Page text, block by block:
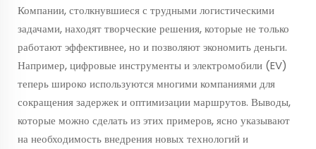
Компании, столкнувшиеся с трудными логистическими
задачами, находят творческие решения, которые не только
работают эффективнее, но и позволяют экономить деньги.
Например, цифровые инструменты и электромобили (EV)
теперь широко используются многими компаниями для
сокращения задержек и оптимизации маршрутов. Выводы,
которые можно сделать из этих примеров, ясно указывают
на необходимость внедрения новых технологий и